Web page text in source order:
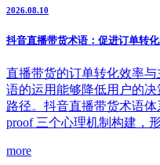
2026.08.10
抖音直播带货术语：促进订单转
直播带货的订单转化效率
语的运用能够降低用户的
路径。抖音直播带货术语体
proof 三个心理机制构建，
more